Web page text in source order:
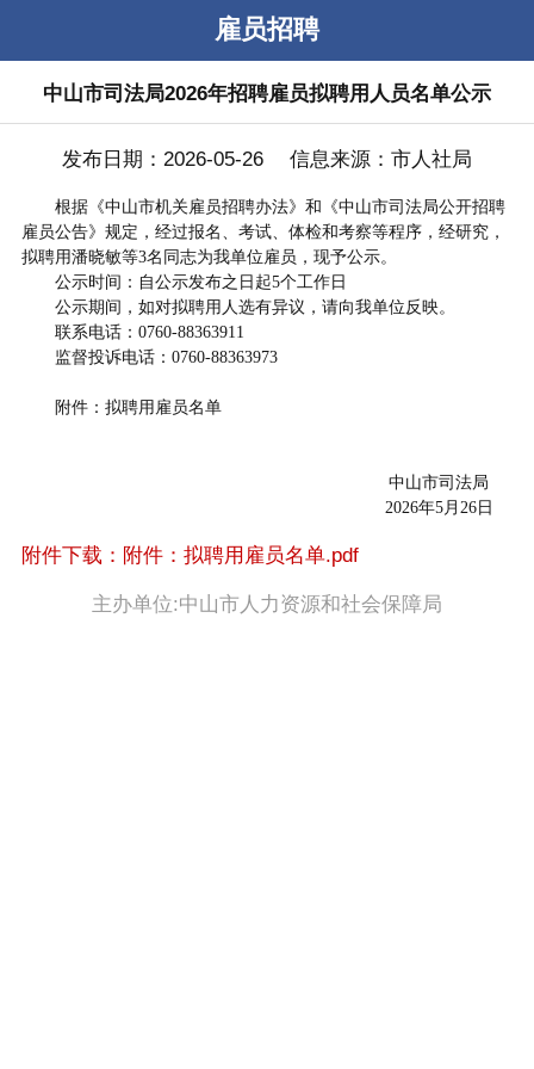
雇员招聘
中山市司法局2026年招聘雇员拟聘用人员名单公示
发布日期：2026-05-26 信息来源：市人社局
根据《中山市机关雇员招聘办法》和《中山市司法局公开招聘
雇员公告》规定，经过报名、考试、体检和考察等程序，经研究，
拟聘用潘晓敏等3名同志为我单位雇员，现予公示。
公示时间：自公示发布之日起5个工作日
公示期间，如对拟聘用人选有异议，请向我单位反映。
联系电话：0760-88363911
监督投诉电话：0760-88363973
附件：拟聘用雇员名单
中山市司法局
2026年5月26日
附件下载：附件：拟聘用雇员名单.pdf
主办单位:中山市人力资源和社会保障局